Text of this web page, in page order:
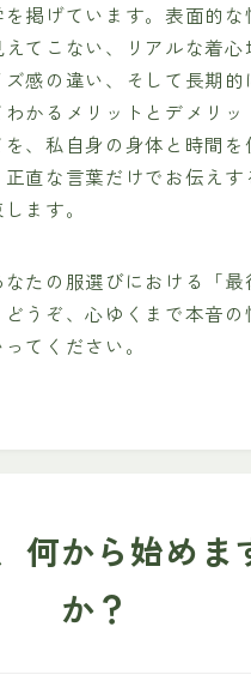
掲げています。表面的な
てこない、リアルな着心
感の違い、そして長期的
かるメリットとデメリッ
を、私自身の身体と時間を
直な言葉だけでお伝えす
ます。
なたの服選びにおける「最
うぞ、心ゆくまで本音の
てください。
何から始めま
か？